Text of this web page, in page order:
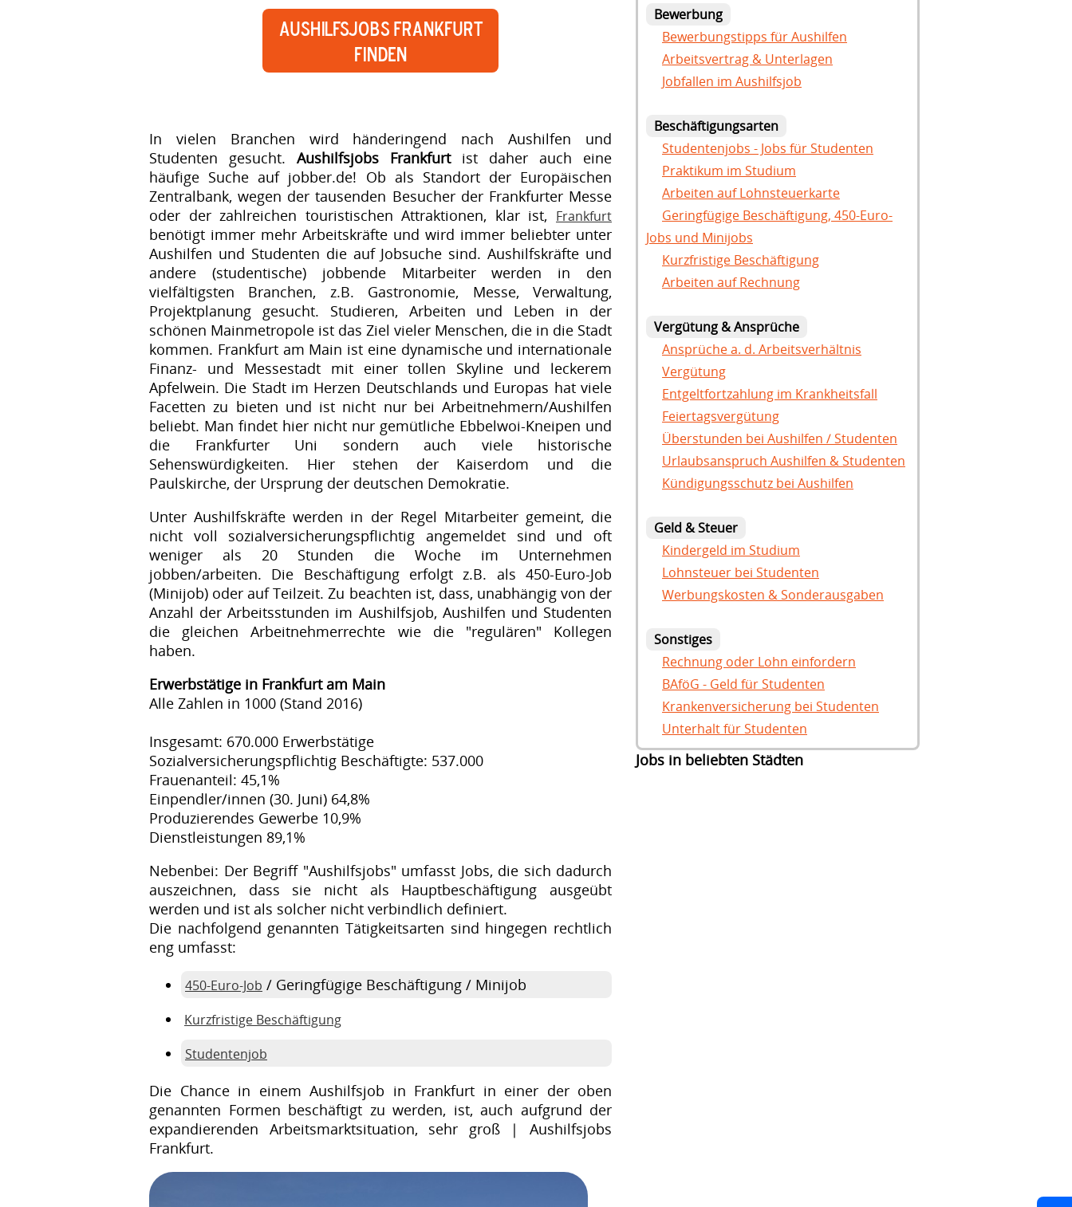
Aushilfsjobs Frankfurt
finden
In vielen Branchen wird händeringend nach Aushilfen und
Studenten gesucht. Aushilfsjobs Frankfurtist daher auch eine
häufige Suche auf jobber.de! Ob als Standort der Europäischen
Zentralbank, wegen der tausenden Besucher der Frankfurter Messe
oder der zahlreichen touristischen Attraktionen, klar ist, Frankfurt
benötigt immer mehr Arbeitskräfte und wird immer beliebter unter
Aushilfen und Studenten die auf Jobsuche sind. Aushilfskräfte und
andere (studentische) jobbende Mitarbeiter werden in den
vielfältigsten Branchen, z.B. Gastronomie, Messe, Verwaltung,
Projektplanung gesucht. Studieren, Arbeiten und Leben in der
schönen Mainmetropole ist das Ziel vieler Menschen, die in die Stadt
kommen. Frankfurt am Main ist eine dynamische und internationale
Finanz- und Messestadt mit einer tollen Skyline und leckerem
Apfelwein. Die Stadt im Herzen Deutschlands und Europas hat viele
Facetten zu bieten und ist nicht nur bei Arbeitnehmern/Aushilfen
beliebt. Man findet hier nicht nur gemütliche Ebbelwoi-Kneipen und
die Frankfurter Uni sondern auch viele historische
Sehenswürdigkeiten. Hier stehen der Kaiserdom und die
Paulskirche, der Ursprung der deutschen Demokratie.
Unter Aushilfskräfte werden in der Regel Mitarbeiter gemeint, die
nicht voll sozialversicherungspflichtig angemeldet sind und oft
weniger als 20 Stunden die Woche im Unternehmen
jobben/arbeiten. Die Beschäftigung erfolgt z.B. als 450-Euro-Job
(Minijob) oder auf Teilzeit. Zu beachten ist, dass, unabhängig von der
Anzahl der Arbeitsstunden im Aushilfsjob, Aushilfen und Studenten
die gleichen Arbeitnehmerrechte wie die "regulären" Kollegen
haben.
Erwerbstätige in Frankfurt am Main
Alle Zahlen in 1000 (Stand 2016)
Insgesamt: 670.000 Erwerbstätige
Sozialversicherungspflichtig Beschäftigte: 537.000
Frauenanteil: 45,1%
Einpendler/innen (30. Juni) 64,8%
Produzierendes Gewerbe 10,9%
Dienstleistungen 89,1%
Nebenbei: Der Begriff "Aushilfsjobs" umfasst Jobs, die sich dadurch
auszeichnen, dass sie nicht als Hauptbeschäftigung ausgeübt
werden und ist als solcher nicht verbindlich definiert.
Die nachfolgend genannten Tätigkeitsarten sind hingegen rechtlich
eng umfasst:
450-Euro-Job / Geringfügige Beschäftigung / Minijob
Kurzfristige Beschäftigung
Studentenjob
Die Chance in einem Aushilfsjob in Frankfurt in einer der oben
genannten Formen beschäftigt zu werden, ist, auch aufgrund der
expandierenden Arbeitsmarktsituation, sehr groß | Aushilfsjobs
Frankfurt.
Bewerbung
Bewerbungstipps für Aushilfen
Arbeitsvertrag & Unterlagen
Jobfallen im Aushilfsjob
Beschäftigungsarten
Studentenjobs - Jobs für Studenten
Praktikum im Studium
Arbeiten auf Lohnsteuerkarte
Geringfügige Beschäftigung, 450-Euro-
Jobs und Minijobs
Kurzfristige Beschäftigung
Arbeiten auf Rechnung
Vergütung & Ansprüche
Ansprüche a. d. Arbeitsverhältnis
Vergütung
Entgeltfortzahlung im Krankheitsfall
Feiertagsvergütung
Überstunden bei Aushilfen / Studenten
Urlaubsanspruch Aushilfen & Studenten
Kündigungsschutz bei Aushilfen
Geld & Steuer
Kindergeld im Studium
Lohnsteuer bei Studenten
Werbungskosten & Sonderausgaben
Sonstiges
Rechnung oder Lohn einfordern
BAföG - Geld für Studenten
Krankenversicherung bei Studenten
Unterhalt für Studenten
Jobs in beliebten Städten